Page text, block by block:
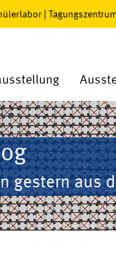
| Tagungszentrum
gestern aus